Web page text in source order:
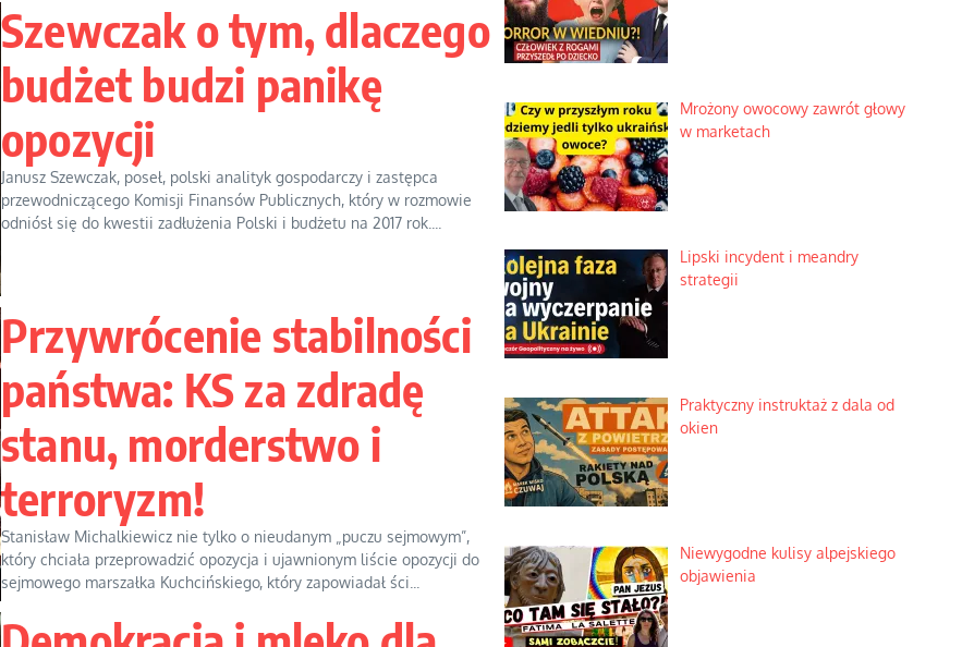
Szewczak o tym, dlaczego
budżet budzi panikę
opozycji
Janusz Szewczak, poseł, polski analityk gospodarczy i zastępca
przewodniczącego Komisji Finansów Publicznych, który w rozmowie
odniósł się do kwestii zadłużenia Polski i budżetu na 2017 rok....
Przywrócenie stabilności
państwa: KS za zdradę
stanu, morderstwo i
terroryzm!
Stanisław Michalkiewicz nie tylko o nieudanym „puczu sejmowym”,
który chciała przeprowadzić opozycja i ujawnionym liście opozycji do
sejmowego marszałka Kuchcińskiego, który zapowiadał ści...
Mrożony owocowy zawrót głowy
w marketach
Lipski incydent i meandry
strategii
Praktyczny instruktaż z dala od
okien
Niewygodne kulisy alpejskiego
objawienia